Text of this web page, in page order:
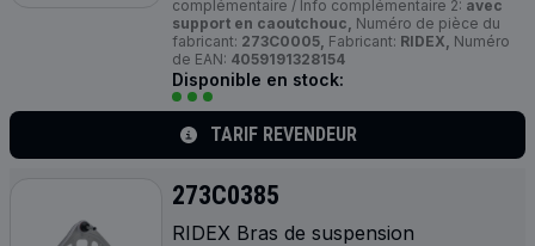
complémentaire / Info complémentaire 2: avec
support en caoutchouc, Numéro de pièce du
fabricant: 273C0005, Fabricant: RIDEX, Numéro
de EAN: 4059191328154
Disponible en stock:
TARIF REVENDEUR
273C0385
RIDEX Bras de suspension